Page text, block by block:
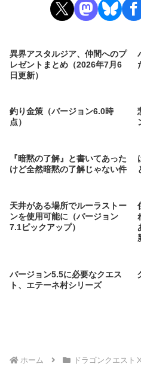
異界アスタルジア、仲間へのプ
レゼントまとめ（2026年7月6
日更新）
釣り金策（バージョン6.0時
点）
『暗黙の了解』と書いてあった
けど全然暗黙の了解じゃない件
天井がある場所でルーラストー
ンを使用可能に（バージョン
7.1ピックアップ）
バージョン5.5に必要なクエス
ト、エテーネ村シリーズ
ホーム ドラゴンクエストⅩ